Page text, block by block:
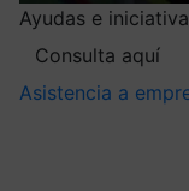
Ayudas e
Consulta aquí
Asistencia a